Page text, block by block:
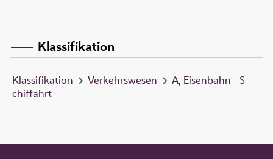
Klassifikation
Klassifikation Verkehrswesen
A, Eisenbahn - S
chiffahrt